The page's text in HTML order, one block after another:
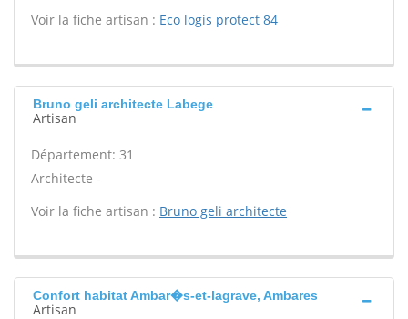
Voir la fiche artisan : Eco logis protect 84
Bruno geli architecte Labege
Artisan
Département: 31
Architecte -
Voir la fiche artisan : Bruno geli architecte
Confort habitat Ambar�s-et-lagrave, Ambares
Artisan